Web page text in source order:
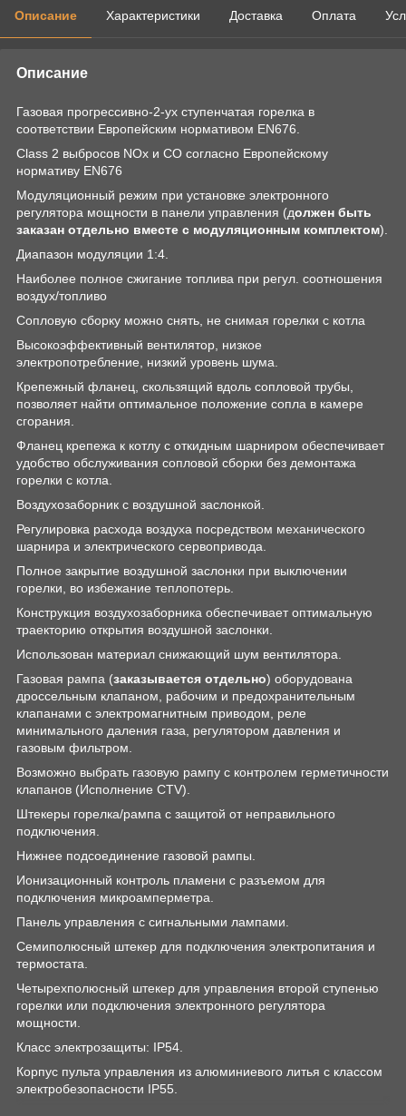
Описание Характеристики Доставка Оплата
Описание
Газовая прогрессивно-2-ух ступенчатая горелка в
соответствии Европейским нормативом EN676.
Class 2 выбросов NOx и CO согласно Европейскому
нормативу EN676
Модуляционный режим при установке электронного
регулятора мощности в панели управления (должен быть
заказан отдельно вместе с модуляционным комплектом).
Диапазон модуляции 1:4.
Наиболее полное сжигание топлива при регул. соотношения
воздух/топливо
Сопловую сборку можно снять, не снимая горелки с котла
Высокоэффективный вентилятор, низкое
электропотребление, низкий уровень шума.
Крепежный фланец, скользящий вдоль сопловой трубы,
позволяет найти оптимальное положение сопла в камере
сгорания.
Фланец крепежа к котлу с откидным шарниром обеспечивает
удобство обслуживания сопловой сборки без демонтажа
горелки с котла.
Воздухозаборник с воздушной заслонкой.
Регулировка расхода воздуха посредством механического
шарнира и электрического сервопривода.
Полное закрытие воздушной заслонки при выключении
горелки, во избежание теплопотерь.
Конструкция воздухозаборника обеспечивает оптимальную
траекторию открытия воздушной заслонки.
Использован материал снижающий шум вентилятора.
Газовая рампа (заказывается отдельно) оборудована
дроссельным клапаном, рабочим и предохранительным
клапанами с электромагнитным приводом, реле
минимального даления газа, регулятором давления и
газовым фильтром.
Возможно выбрать газовую рампу с контролем герметичности
клапанов (Исполнение CTV).
Штекеры горелка/рампа с защитой от неправильного
подключения.
Нижнее подсоединение газовой рампы.
Ионизационный контроль пламени с разъемом для
подключения микроамперметра.
Панель управления с сигнальными лампами.
Семиполюсный штекер для подключения электропитания и
термостата.
Четырехполюсный штекер для управления второй ступенью
горелки или подключения электронного регулятора
мощности.
Класс электрозащиты: IP54.
Корпус пульта управления из алюминиевого литья с классом
электробезопасности IP55.